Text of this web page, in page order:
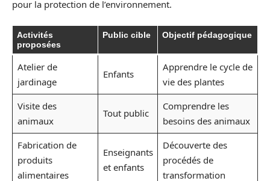
pour la protection de l’environnement.
Activités
proposées
Public cible Objectif pédagogique
Atelier de
jardinage
Enfants
Apprendre le cycle de
vie des plantes
Visite des
animaux
Tout public
Comprendre les
besoins des animaux
Fabrication de
produits
alimentaires
Enseignants
et enfants
Découverte des
procédés de
transformation